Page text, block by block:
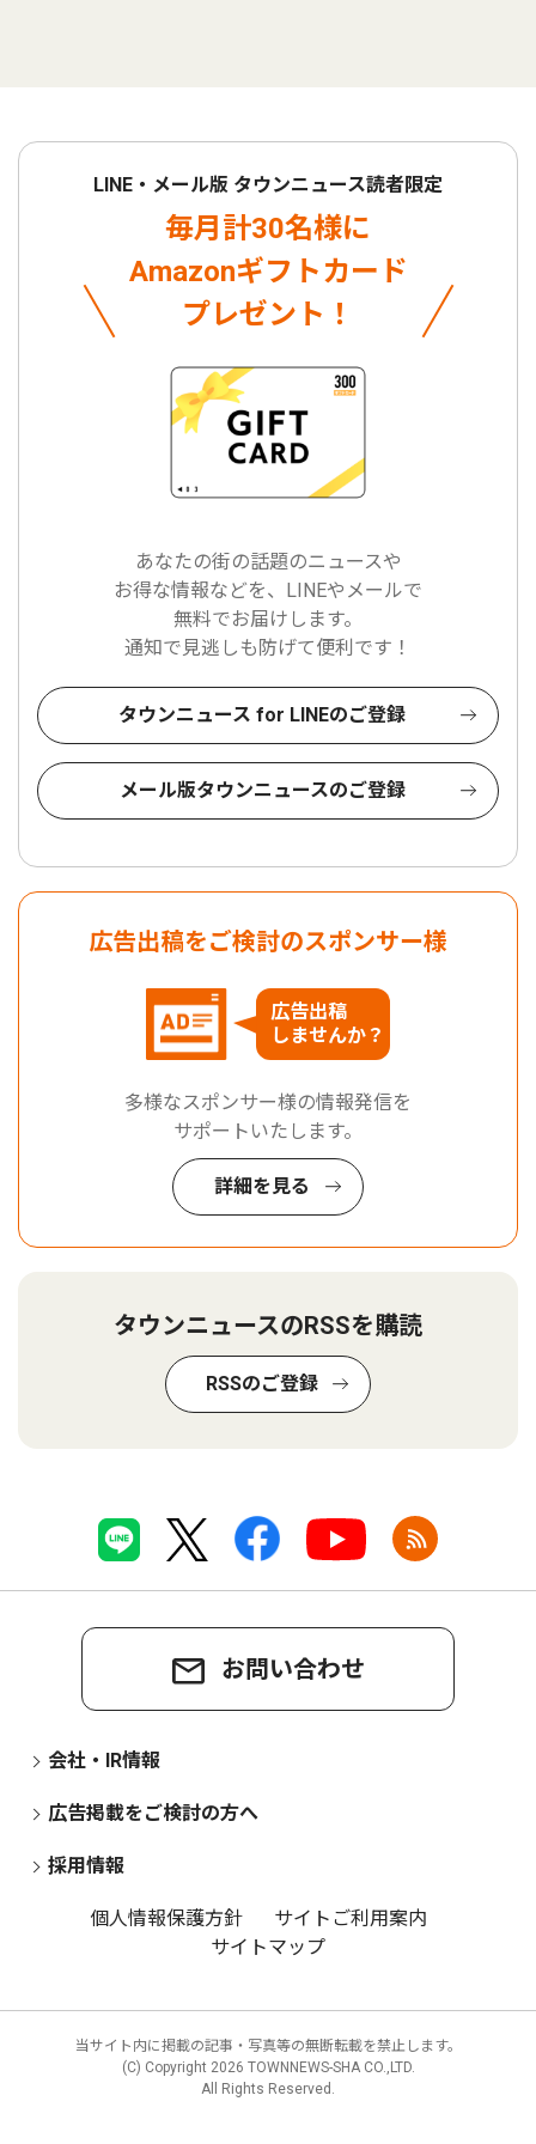
LINE・メール版 タウンニュース読者限定
毎月計30名様に
Amazonギフトカード
プレゼント！
あなたの街の話題のニュースや
お得な情報などを、LINEやメールで
無料でお届けします。
通知で見逃しも防げて便利です！
タウンニュース for LINEのご登録
メール版タウンニュースのご登録
広告出稿をご検討のスポンサー様
広告出稿
しませんか？
多様なスポンサー様の情報発信を
サポートいたします。
詳細を見る
タウンニュースのRSSを購読
RSSのご登録
お問い合わせ
会社・IR情報
広告掲載をご検討の方へ
採用情報
個人情報保護方針
サイトご利用案内
サイトマップ
当サイト内に掲載の記事・写真等の無断転載を禁止します。
(C) Copyright 2026 TOWNNEWS-SHA CO.,LTD.
All Rights Reserved.